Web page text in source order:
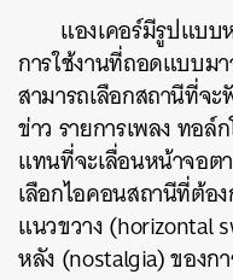
แองเคอร์มีรูปแบ
การใช้งานที่ถอดแบบม
สามารถเลือกสถานีที่จ
ข่าว รายการเพลง ทอ
แทนที่จะเลื่อนหน้าจอต
เลือกไอคอนสถานีที่ต้อ
แนวขวาง (horizontal
หลัง (nostalgia) ของ